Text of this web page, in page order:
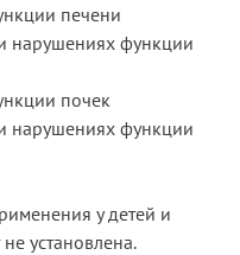
печени
нарушениях функции
почек
нарушениях функции
у детей и
установлена.